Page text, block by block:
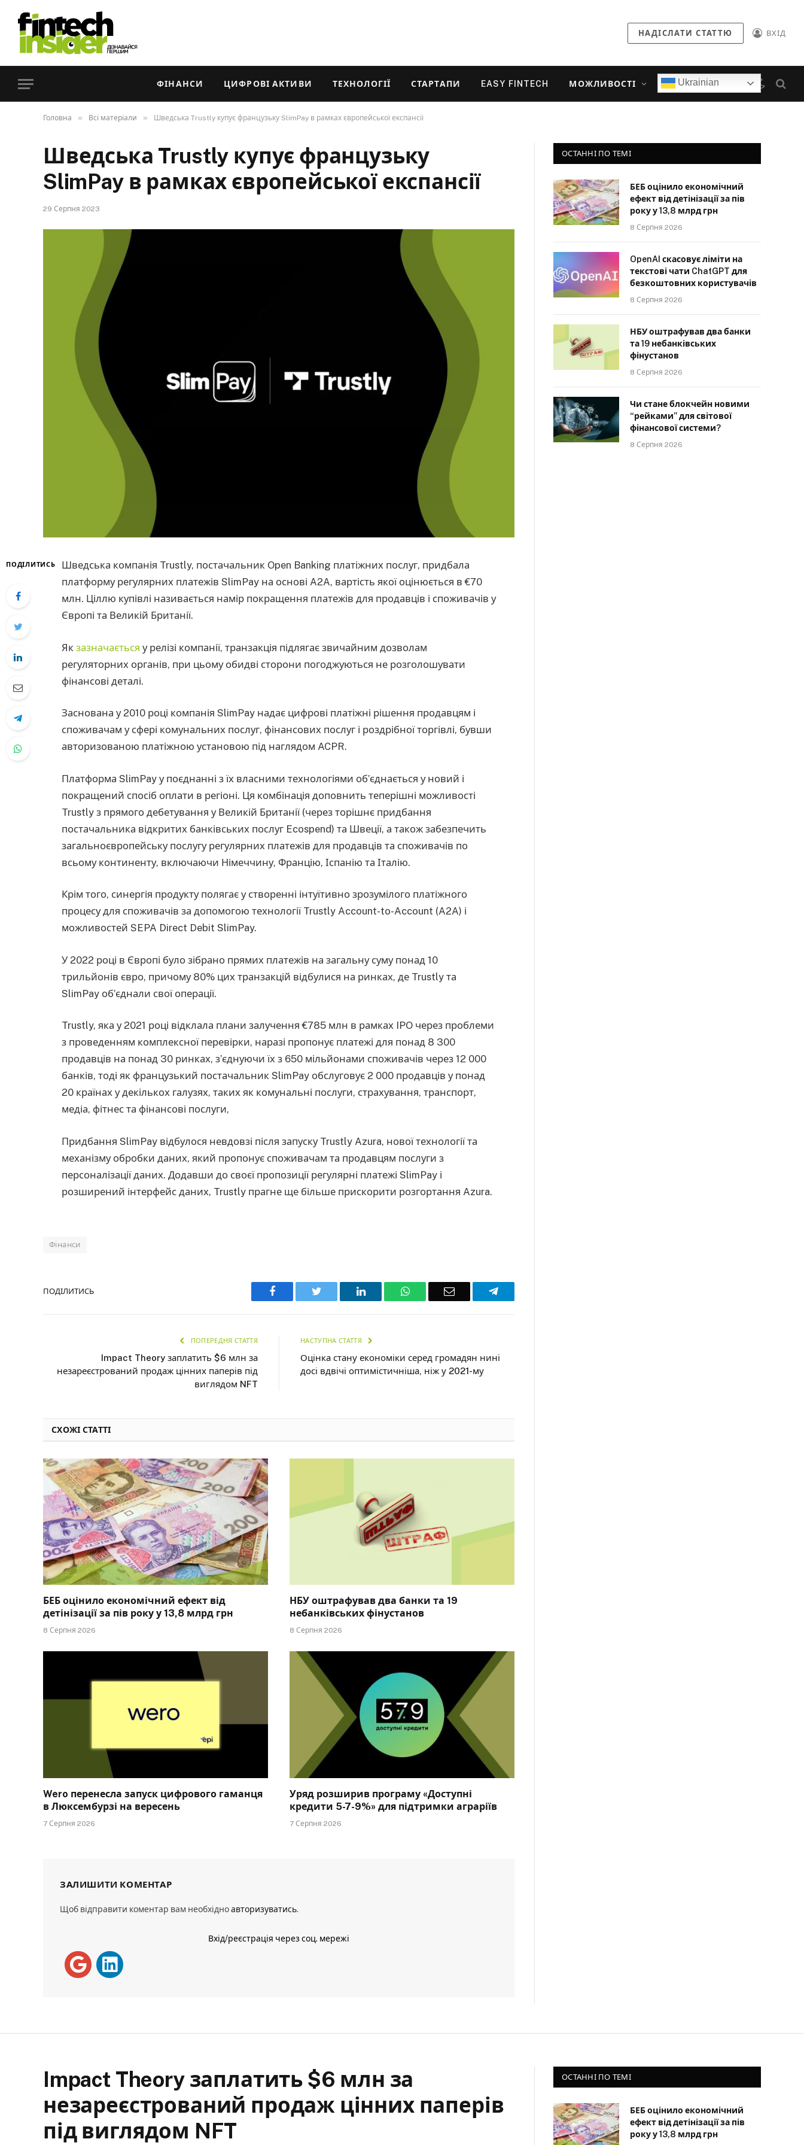
НАДІСЛАТИ СТАТТЮ ВХІД
ФІНАНСИ ЦИФРОВІ АКТИВИ ТЕХНОЛОГІЇ СТАРТАПИ EASY FINTECH МОЖЛИВОСТІ Ukrainian
Головна » Всі матеріали » Шведська Trustly купує французьку SlimPay в рамках європейської експансії
Шведська Trustly купує французьку
SlimPay в рамках європейської експансії
29 Серпня 2023
ПОДІЛИТИСЬ
Шведська компанія Trustly, постачальник Open Banking платіжних послуг, придбала
платформу регулярних платежів SlimPay на основі A2A, вартість якої оцінюється в €70
млн. Ціллю купівлі називається намір покращення платежів для продавців і споживачів у
Європі та Великій Британії.
Як зазначається у релізі компанії, транзакція підлягає звичайним дозволам
регуляторних органів, при цьому обидві сторони погоджуються не розголошувати
фінансові деталі.
Заснована у 2010 році компанія SlimPay надає цифрові платіжні рішення продавцям і
споживачам у сфері комунальних послуг, фінансових послуг і роздрібної торгівлі, бувши
авторизованою платіжною установою під наглядом ACPR.
Платформа SlimPay у поєднанні з їх власними технологіями об’єднається у новий і
покращений спосіб оплати в регіоні. Ця комбінація доповнить теперішні можливості
Trustly з прямого дебетування у Великій Британії (через торішнє придбання
постачальника відкритих банківських послуг Ecospend) та Швеції, а також забезпечить
загальноєвропейську послугу регулярних платежів для продавців та споживачів по
всьому континенту, включаючи Німеччину, Францію, Іспанію та Італію.
Крім того, синергія продукту полягає у створенні інтуїтивно зрозумілого платіжного
процесу для споживачів за допомогою технології Trustly Account-to-Account (A2A) і
можливостей SEPA Direct Debit SlimPay.
У 2022 році в Європі було зібрано прямих платежів на загальну суму понад 10
трильйонів євро, причому 80% цих транзакцій відбулися на ринках, де Trustly та
SlimPay об’єднали свої операції.
Trustly, яка у 2021 році відклала плани залучення €785 млн в рамках IPO через проблеми
з проведенням комплексної перевірки, наразі пропонує платежі для понад 8 300
продавців на понад 30 ринках, з’єднуючи їх з 650 мільйонами споживачів через 12 000
банків, тоді як французький постачальник SlimPay обслуговує 2 000 продавців у понад
20 країнах у декількох галузях, таких як комунальні послуги, страхування, транспорт,
медіа, фітнес та фінансові послуги,
Придбання SlimPay відбулося невдовзі після запуску Trustly Azura, нової технології та
механізму обробки даних, який пропонує споживачам та продавцям послуги з
персоналізації даних. Додавши до своєї пропозиції регулярні платежі SlimPay і
розширений інтерфейс даних, Trustly прагне ще більше прискорити розгортання Azura.
Фінанси
ПОДІЛИТИСЬ Facebook Twitter LinkedIn WhatsAppEmail Telegram
ПОПЕРЕДНЯ СТАТТЯ
Impact Theory заплатить $6 млн за
незареєстрований продаж цінних паперів під
виглядом NFT
НАСТУПНА СТАТТЯ
Оцінка стану економіки серед громадян нині
досі вдвічі оптимістичніша, ніж у 2021-му
СХОЖІ СТАТТІ
БЕБ оцінило економічний ефект від
детінізації за пів року у 13,8 млрд грн
8 Серпня 2026
НБУ оштрафував два банки та 19
небанківських фінустанов
8 Серпня 2026
Wero перенесла запуск цифрового гаманця
в Люксембурзі на вересень
7 Серпня 2026
Уряд розширив програму «Доступні
кредити 5-7-9%» для підтримки аграріїв
7 Серпня 2026
ЗАЛИШИТИ КОМЕНТАР
Щоб відправити коментар вам необхідноавторизуватись.
Вхід/реєстрація через соц. мережі
ОСТАННІ ПО ТЕМІ
БЕБ оцінило економічний
ефект від детінізації за пів
року у 13,8 млрд грн
8 Серпня 2026
OpenAI скасовує ліміти на
текстові чати ChatGPT для
безкоштовних користувачів
8 Серпня 2026
НБУ оштрафував два банки
та 19 небанківських
фінустанов
8 Серпня 2026
Чи стане блокчейн новими
“рейками” для світової
фінансової системи?
8 Серпня 2026
Impact Theory заплатить $6 млн за
незареєстрований продаж цінних паперів
під виглядом NFT
ОСТАННІ ПО ТЕМІ
БЕБ оцінило економічний
ефект від детінізації за пів
року у 13,8 млрд грн